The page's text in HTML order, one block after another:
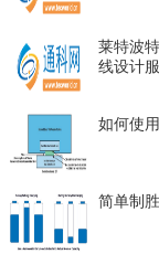
莱特波
线设计
如何使
简单制